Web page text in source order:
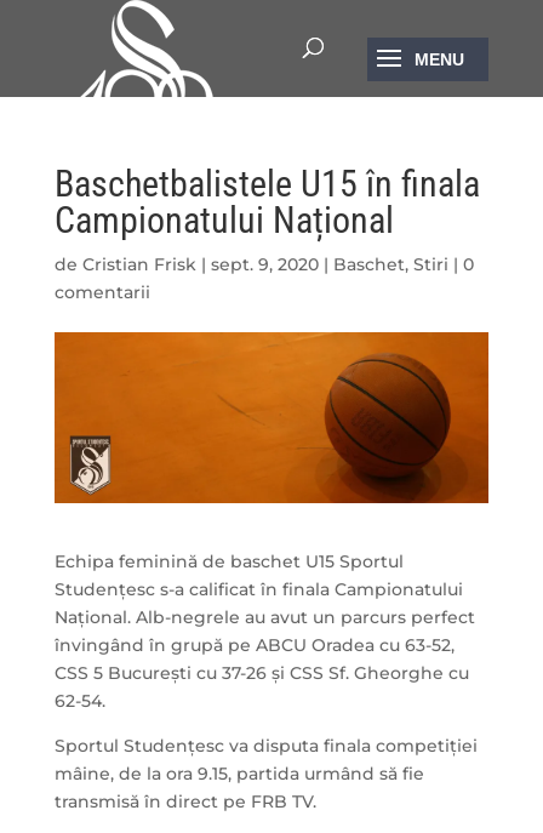
Baschetbalistele U15 în finala
Campionatului Național
de Cristian Frisk| sept. 9, 2020| Baschet, Stiri | 0
comentarii
Echipa feminină de baschet U15 Sportul
Studențesc s-a calificat în finala Campionatului
Național. Alb-negrele au avut un parcurs perfect
învingând în grupă pe ABCU Oradea cu 63-52,
CSS 5 București cu 37-26 și CSS Sf. Gheorghe cu
62-54.
Sportul Studențesc va disputa finala competiției
mâine, de la ora 9.15, partida urmând să fie
transmisă în direct pe FRB TV.